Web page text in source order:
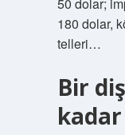
180 dolar,
telleri…
Bir
kadar